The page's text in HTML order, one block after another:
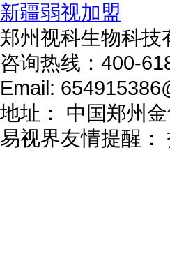
新疆弱视加盟
郑州视科生物科
咨询热线： 400-
Email:
地址：
中国郑州
易视界友情提醒：